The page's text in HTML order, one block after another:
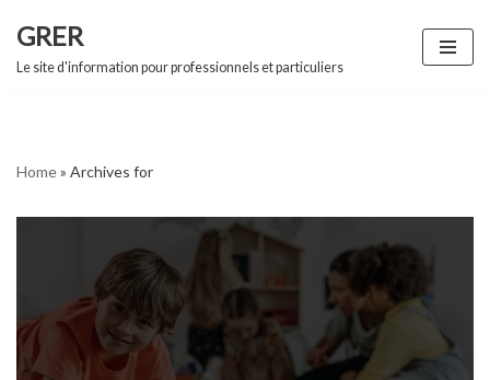
Aller
GRER
Le site d'information pour professionnels et particuliers
Home» Archives for